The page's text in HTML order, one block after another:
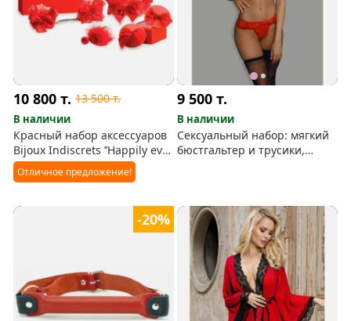
10 800т. 13 500т.
В наличии
Красный набор аксессуаров
Bijoux Indiscrets ’’Happily ever
after’’
Отличное предложение!
9 500т.
В наличии
Сексуальный набор: мягкий
бюстгальтер и трусики,
-20%